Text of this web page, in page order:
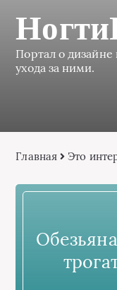
Портал о дизайне
ухода за ними.
Главная Это